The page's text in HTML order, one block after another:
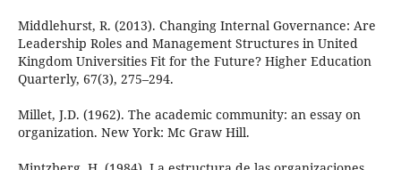
Middlehurst, R. (2013). Changing Internal Governance: Are
Leadership Roles and Management Structures in United
Kingdom Universities Fit for the Future? Higher Education
Quarterly, 67(3), 275–294.
Millet, J.D. (1962). The academic community: an essay on
organization. New York: Mc Graw Hill.